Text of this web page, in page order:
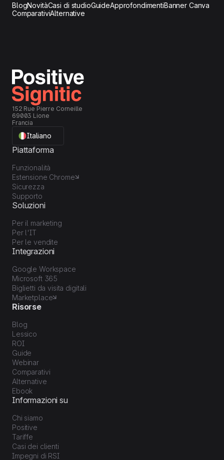
BlogNovitàCasi di studioGuideApprofondimentiBanner Canva
ComparativiAlternative
152 Rue Pierre Corneille
69003 Lione
Francia
Italiano
Piattaforma
Funzionalità
Estensione Chrome
Sicurezza
Supporto
Soluzioni
Per il marketing
Per l'IT
Per le vendite
Integrazioni
Google Workspace
Microsoft 365
Biglietti da visita digitali
Marketplace
Risorse
Blog
Lessico
ROI
Guide
Webinar
Comparativi
Alternative
Ebook
Informazioni su
Chi siamo
Positive
Tariffe
Casi dei clienti
Impegni di RSI